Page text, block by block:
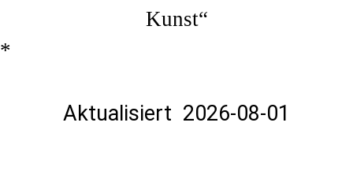
Kunst“
*
Aktualisiert 2026-08-01